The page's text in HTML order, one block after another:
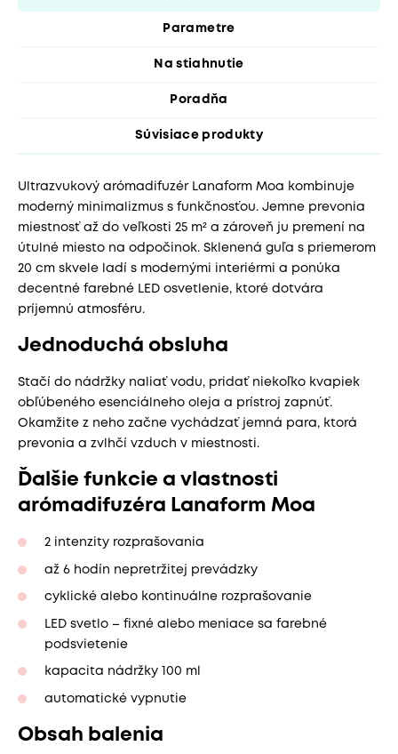
Parametre
Na stiahnutie
Poradňa
Súvisiace produkty
Ultrazvukový arómadifuzér Lanaform Moa kombinuje
moderný minimalizmus s funkčnosťou. Jemne prevonia
miestnosť až do veľkosti 25 m² a zároveň ju premení na
útulné miesto na odpočinok. Sklenená guľa s priemerom
20 cm skvele ladí s modernými interiérmi a ponúka
decentné farebné LED osvetlenie, ktoré dotvára
príjemnú atmosféru.
Jednoduchá obsluha
Stačí do nádržky naliať vodu, pridať niekoľko kvapiek
obľúbeného esenciálneho oleja a prístroj zapnúť.
Okamžite z neho začne vychádzať jemná para, ktorá
prevonia a zvlhčí vzduch v miestnosti.
Ďalšie funkcie a vlastnosti
arómadifuzéra Lanaform Moa
2 intenzity rozprašovania
až 6 hodín nepretržitej prevádzky
cyklické alebo kontinuálne rozprašovanie
LED svetlo – fixné alebo meniace sa farebné
podsvietenie
kapacita nádržky 100 ml
automatické vypnutie
Obsah balenia